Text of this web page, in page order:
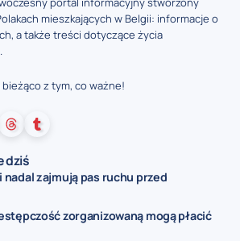
mieszkających w Belgii: informacje o
a także treści dotyczące życia
z tym, co ważne!
dziś
zajmują pas ruchu przed
zorganizowaną mogą płacić